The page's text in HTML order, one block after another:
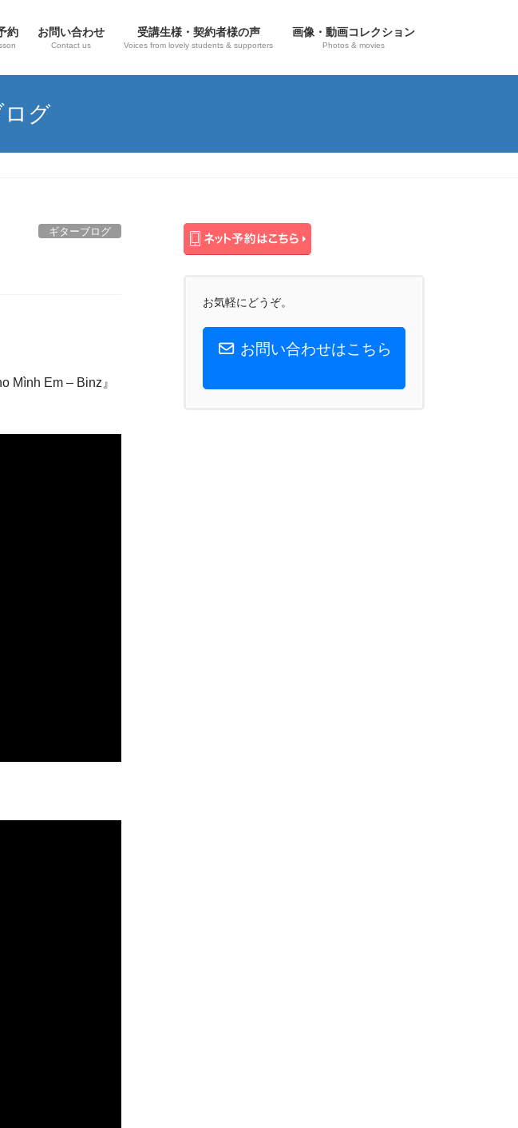
約 お問い合わせ
Contact us
受講生様・契約者様の声
Voices from lovely students & supporters
画像・動画コレクション
Photos & movies
ログ
ギターブログ
Mình Em – Binz』
お気軽にどうぞ。
お問い合わせはこちら